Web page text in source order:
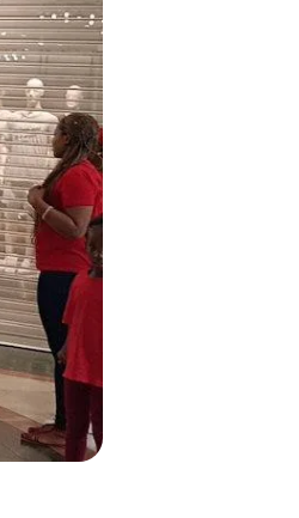
Как вас зовут?
Название компании
Номер телефона
Email